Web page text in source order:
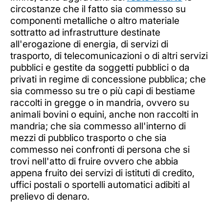
circostanze che il fatto sia commesso su
componenti metalliche o altro materiale
sottratto ad infrastrutture destinate
all'erogazione di energia, di servizi di
trasporto, di telecomunicazioni o di altri servizi
pubblici e gestite da soggetti pubblici o da
privati in regime di concessione pubblica; che
sia commesso su tre o più capi di bestiame
raccolti in gregge o in mandria, ovvero su
animali bovini o equini, anche non raccolti in
mandria; che sia commesso all'interno di
mezzi di pubblico trasporto o che sia
commesso nei confronti di persona che si
trovi nell'atto di fruire ovvero che abbia
appena fruito dei servizi di istituti di credito,
uffici postali o sportelli automatici adibiti al
prelievo di denaro.